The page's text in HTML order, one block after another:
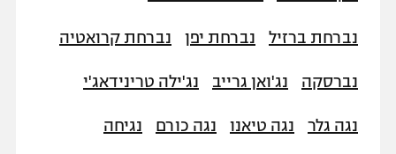
נברחת ברזיל נברחת יפן נברחת קרואטיה
נברסקה נג'ואן גרייב נג'ילה טרינידאג'י
נגה גלר נגה טיאנו נגה כורם נגיחה